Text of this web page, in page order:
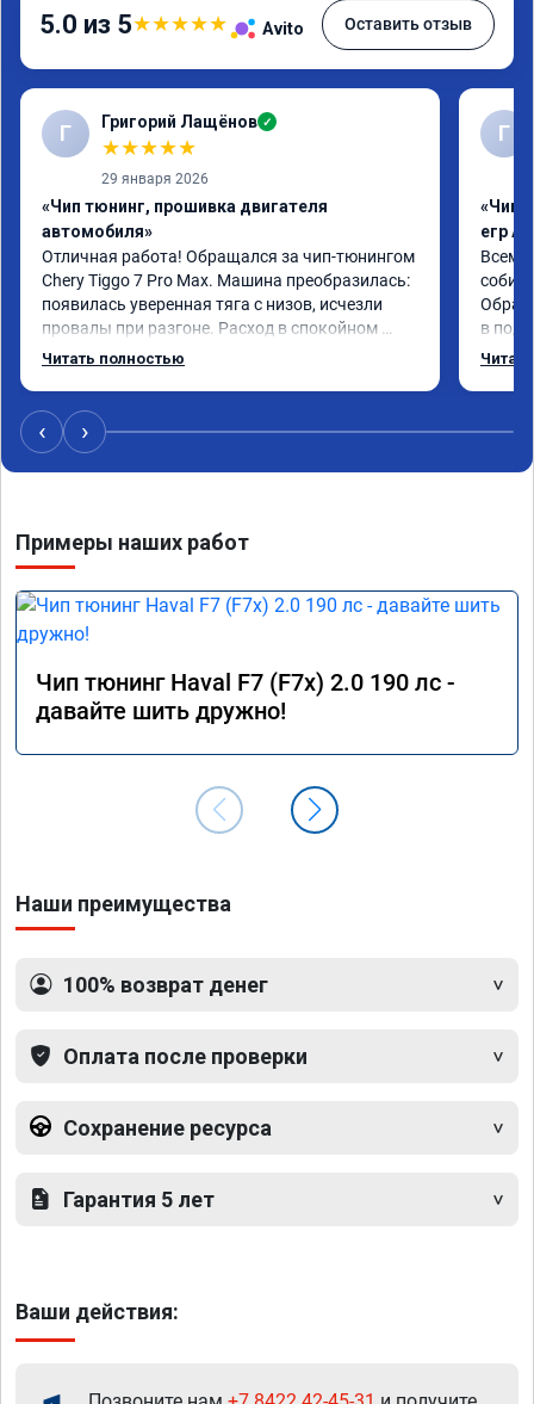
5.0 из 5★★★★★ Avito Оставить отзыв
Г Григорий Лащёнов ✓
★★★★★
29 января 2026
«Чип тюнинг, прошивка двигателя
автомобиля»
Отличная работа! Обращался за чип-тюнингом
Chery Tiggo 7 Pro Max. Машина преобразилась:
появилась уверенная тяга с низов, исчезли
провалы при разгоне. Расход в спокойном
режиме даже немного снизился. Все сделали
Читать полностью
Г
«Чип
егр
Всем
в
‹ ›
Примеры наших работ
Чип тюнинг Haval F7 (F7x) 2.0 190 лс -
давайте шить дружно!
Наши преимущества
100% возврат денег
Оплата после проверки
Сохранение ресурса
Гарантия 5 лет
Ваши действия: